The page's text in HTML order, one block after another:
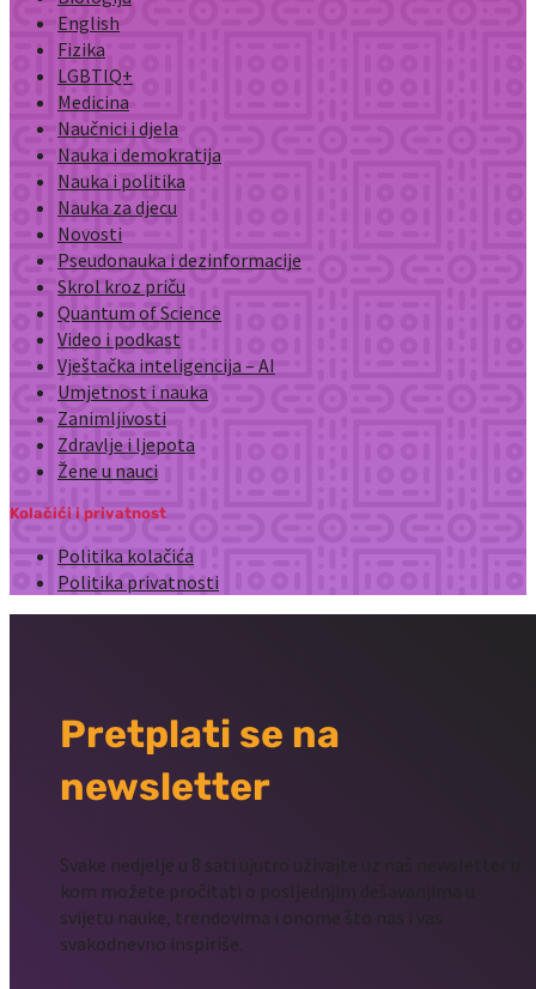
English
Fizika
LGBTIQ+
Medicina
Naučnici i djela
Nauka i demokratija
Nauka i politika
Nauka za djecu
Novosti
Pseudonauka i dezinformacije
Skrol kroz priču
Quantum of Science
Video i podkast
Vještačka inteligencija – AI
Umjetnost i nauka
Zanimljivosti
Zdravlje i ljepota
Žene u nauci
Kolačići i privatnost
Politika kolačića
Politika privatnosti
Pretplati se na
newsletter
Svake nedjelje u 8 sati ujutro uživajte uz naš newsletter u
kom možete pročitati o posljednjim dešavanjima u
svijetu nauke, trendovima i onome što nas i vas
svakodnevno inspiriše.